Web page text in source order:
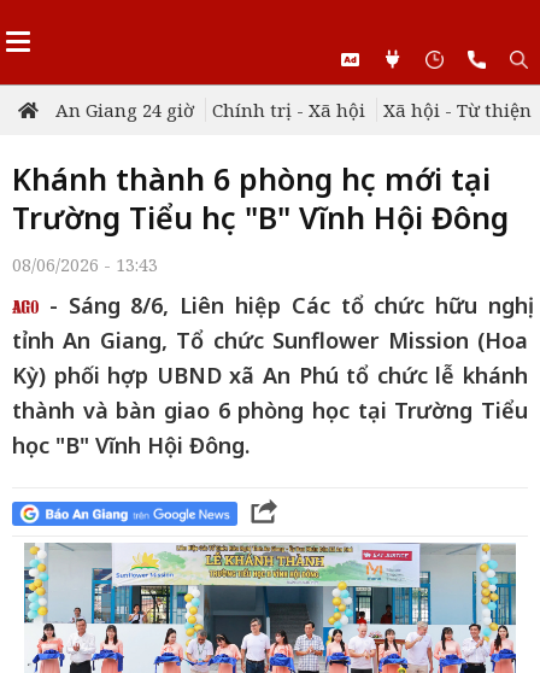
An Giang 24 giờ Chính trị - Xã hội Xã hội - Từ thiện
Khánh thành 6 phòng học mới tại
Trường Tiểu học "B" Vĩnh Hội Đông
08/06/2026 - 13:43
- Sáng 8/6, Liên hiệp Các tổ chức hữu nghị
tỉnh An Giang, Tổ chức Sunflower Mission (Hoa
Kỳ) phối hợp UBND xã An Phú tổ chức lễ khánh
thành và bàn giao 6 phòng học tại Trường Tiểu
học "B" Vĩnh Hội Đông.